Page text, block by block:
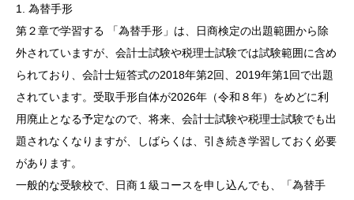
1. 為替手形
第２章で学習する 「為替手形」は、日商検定の出題範囲から除
外されていますが、会計士試験や税理士試験では試験範囲に含め
られており、会計士短答式の2018年第2回、2019年第1回で出題
されています。受取手形自体が2026年（令和８年）をめどに利
用廃止となる予定なので、将来、会計士試験や税理士試験でも出
題されなくなりますが、しばらくは、引き続き学習しておく必要
があります。
一般的な受験校で、日商１級コースを申し込んでも、「為替手